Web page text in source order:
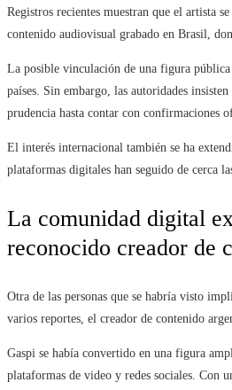
Registros recientes muestran que el artista
contenido audiovisual grabado en Brasil,
La posible vinculación de una figura
países. Sin embargo, las autoridades
prudencia hasta contar con confirmaciones
El interés internacional también se ha
plataformas digitales han seguido de cerca
La comunidad digital
reconocido creador de
Otra de las personas que se habría visto
varios reportes, el creador de contenido
Gaspi se había convertido en una figura
plataformas de video y redes sociales. Con